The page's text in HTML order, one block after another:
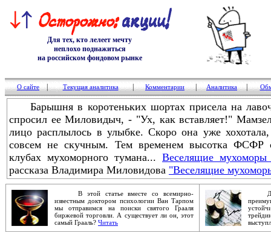
Для тех, кто лелеет мечту
неплохо поднажиться
на российском фондовом рынке
О сайте Текущая аналитика Комментарии Аналитика
Барышня в коротеньких шортах присела на
спросил ее Миловидыч, - "Ух, как вставляет!"
лицо расплылось в улыбке. Скоро она уже
совсем не скучным. Тем временем высотка ФСФР
клубах мухоморного тумана... Веселящие мухоморы
рассказа Владимира Миловидова "Веселящие
В этой статье вместе со всемирно-
известным доктором психологии Ван Тарпом
мы отправимся на поиски святого Грааля
биржевой торговли. А существует ли он, этот
самый Грааль? Читать